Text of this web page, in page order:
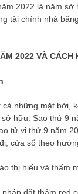
2022 là năm
tài chính nhà
2022 VÀ CÁCH
những mặt bởi,
hữu. Sao thứ 9
tử vi thứ 9 năm
cửa sổ theo
thị hiếu và thẩm